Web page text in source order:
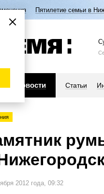
Пятилетие семьи в
Новости Статьи
2012 года, 09:32